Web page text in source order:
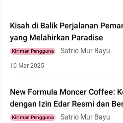
Kisah di Balik Perjalanan
yang Melahirkan Paradise
Kiriman Pengguna Satrio Mur Bayu
10 Mar 2025
New Formula Moncer Coffee:
dengan Izin Edar Resmi dan
Kiriman Pengguna Satrio Mur Bayu